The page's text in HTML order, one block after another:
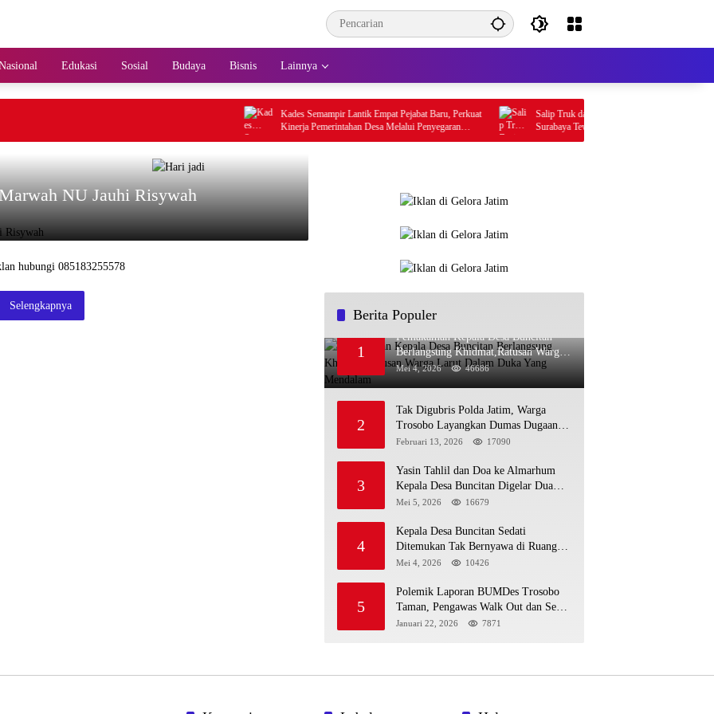
Edukasi Sosial Budaya Bisnis Lainnya
Kades Semampir Lantik Empat Pejabat Baru, Perkuat
Kinerja Pemerintahan Desa Melalui Penyegaran
Organisasi
Salip Truk dari Sisi Kiri Berujung Maut, Remaja
Surabaya Tewas di Gedangan
NU Jauhi Risywah
Selengkapnya
Berita Populer
1
Pemakaman Kepala Desa Buncitan
Berlangsung Khidmat,Ratusan Warga
Larut Dalam Duka Yang Mendalam
Mei 4, 2026 46686
2
Tak Digubris Polda Jatim, Warga
Trosobo Layangkan Dumas Dugaan
Korupsi Oknum DPRD Sidoarjo ke
Februari 13, 2026 17090
3
Yasin Tahlil dan Doa ke Almarhum
Kepala Desa Buncitan Digelar Dua
Lokasi
Mei 5, 2026 16679
4
Kepala Desa Buncitan Sedati
Ditemukan Tak Bernyawa di Ruang
Kerja, Dugaan Bunuh Diri Menguat
Mei 4, 2026 10426
5
Polemik Laporan BUMDes Trosobo
Taman, Pengawas Walk Out dan Sebut
Kejanggalan
Januari 22, 2026 7871